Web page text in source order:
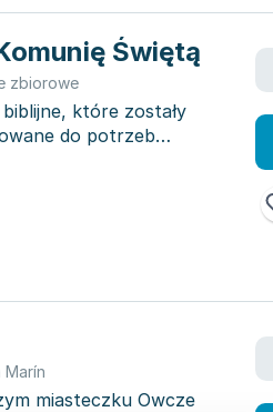
Świętą
zbiorowe
które zostały
do potrzeb
Marín
miasteczku Owcze